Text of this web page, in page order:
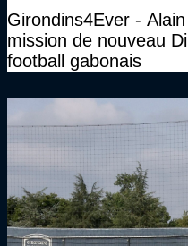
Girondins4Ever -
mission de nouveau
football gabonais